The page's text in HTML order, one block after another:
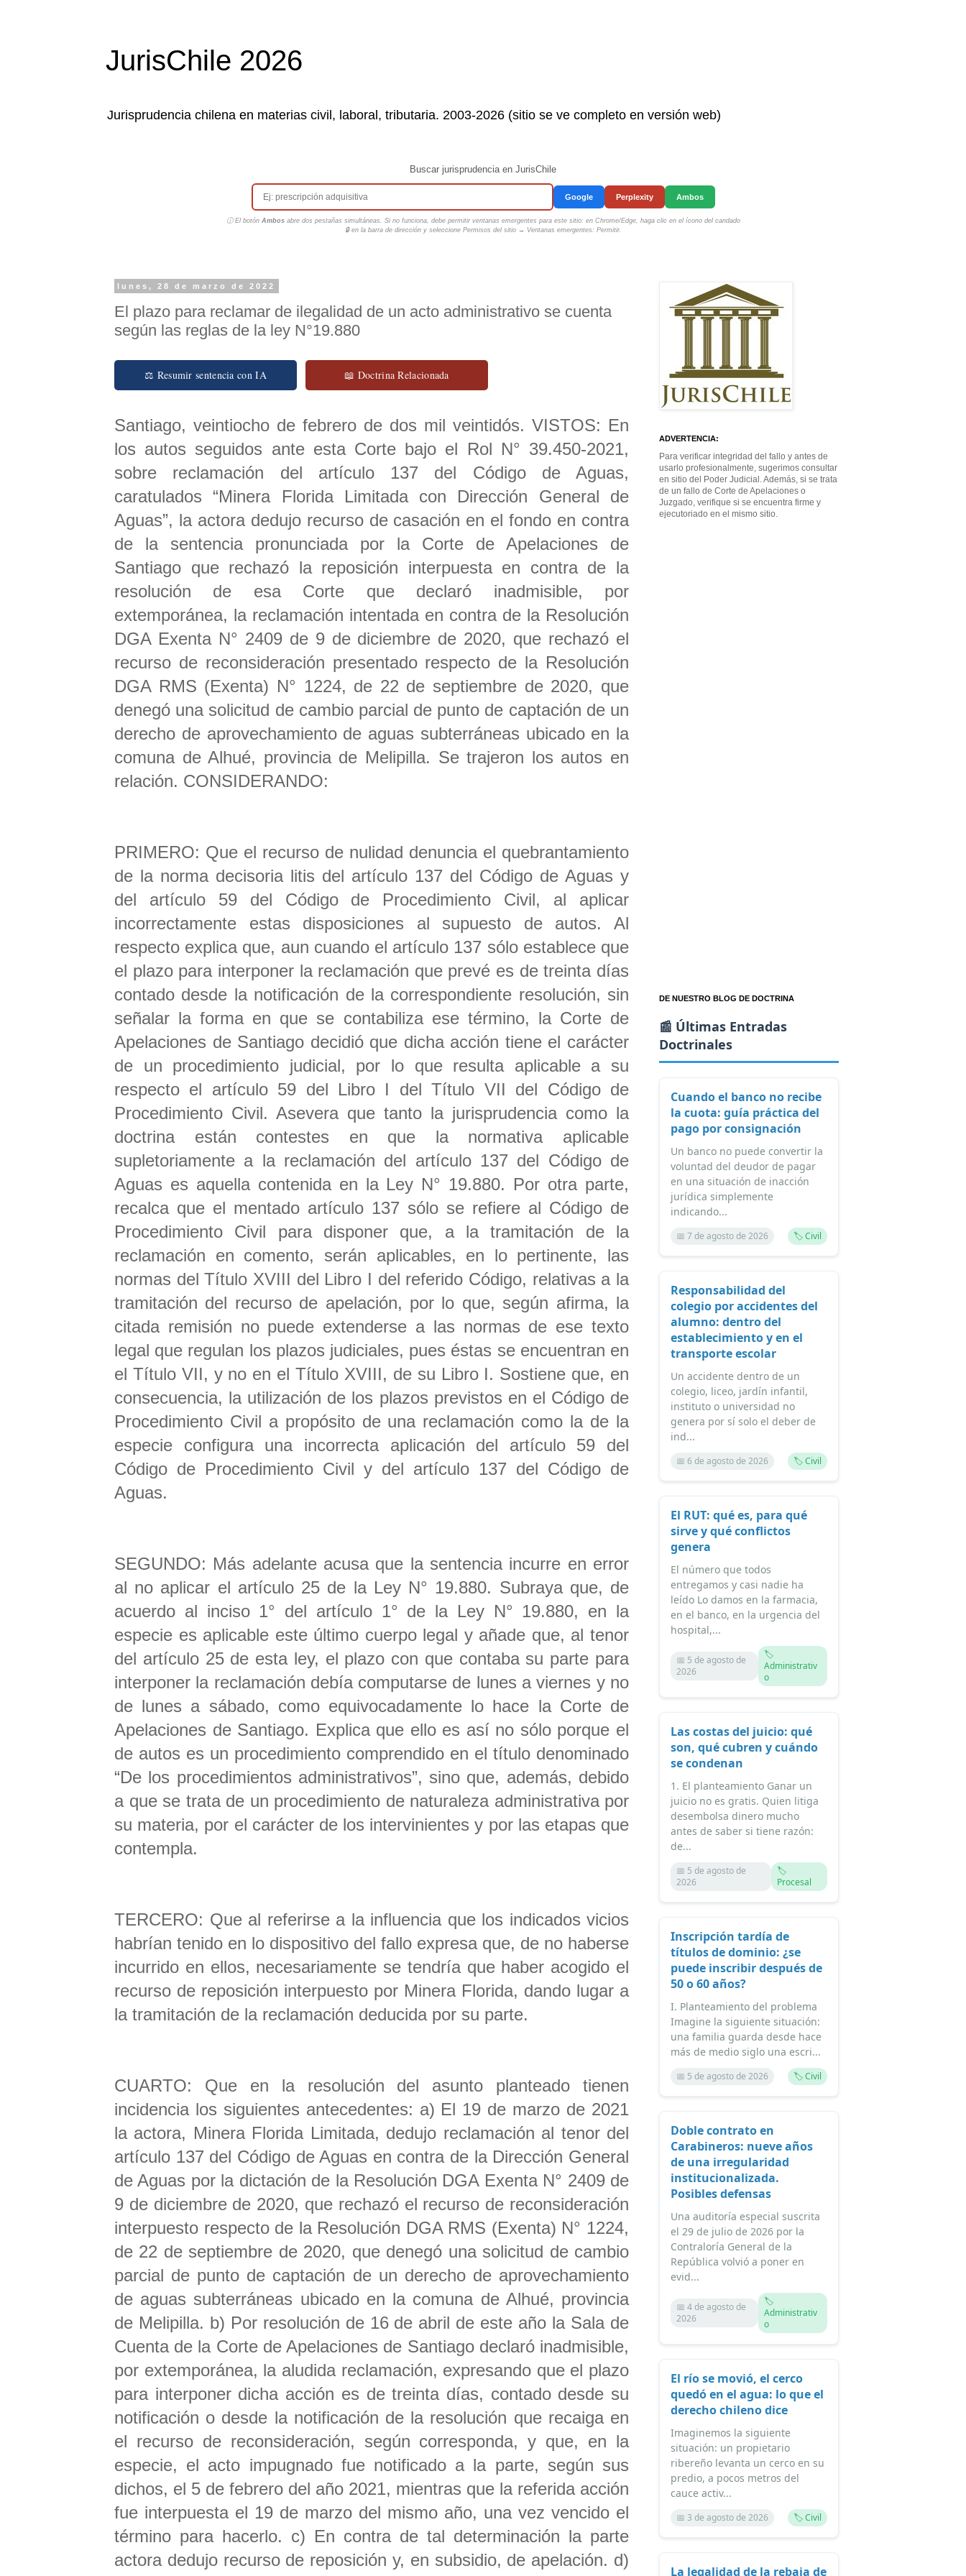
JurisChile 2026
Jurisprudencia chilena en materias civil, laboral, tributaria. 2003-2026 (sitio se ve completo en versión web)
Buscar jurisprudencia en JurisChile
Google Perplexity Ambos
ⓘ El botón Ambosabre dos pestañas simultáneas. Si no funciona, debe permitir ventanas emergentes para este sitio: en Chrome/Edge, haga clic en el ícono del candado
🔒 en la barra de dirección y seleccione Permisos del sitio → Ventanas emergentes: Permitir.
lunes, 28 de marzo de 2022
El plazo para reclamar de ilegalidad de un acto administrativo se cuenta
según las reglas de la ley N°19.880
⚖ Resumir sentencia con IA 📖 Doctrina Relacionada
Santiago, veintiocho de febrero de dos mil veintidós. VISTOS: En
los autos seguidos ante esta Corte bajo el Rol N° 39.450-2021,
sobre reclamación del artículo 137 del Código de Aguas,
caratulados “Minera Florida Limitada con Dirección General de
Aguas”, la actora dedujo recurso de casación en el fondo en contra
de la sentencia pronunciada por la Corte de Apelaciones de
Santiago que rechazó la reposición interpuesta en contra de la
resolución de esa Corte que declaró inadmisible, por
extemporánea, la reclamación intentada en contra de la Resolución
DGA Exenta N° 2409 de 9 de diciembre de 2020, que rechazó el
recurso de reconsideración presentado respecto de la Resolución
DGA RMS (Exenta) N° 1224, de 22 de septiembre de 2020, que
denegó una solicitud de cambio parcial de punto de captación de un
derecho de aprovechamiento de aguas subterráneas ubicado en la
comuna de Alhué, provincia de Melipilla. Se trajeron los autos en
relación. CONSIDERANDO:
PRIMERO: Que el recurso de nulidad denuncia el quebrantamiento
de la norma decisoria litis del artículo 137 del Código de Aguas y
del artículo 59 del Código de Procedimiento Civil, al aplicar
incorrectamente estas disposiciones al supuesto de autos. Al
respecto explica que, aun cuando el artículo 137 sólo establece que
el plazo para interponer la reclamación que prevé es de treinta días
contado desde la notificación de la correspondiente resolución, sin
señalar la forma en que se contabiliza ese término, la Corte de
Apelaciones de Santiago decidió que dicha acción tiene el carácter
de un procedimiento judicial, por lo que resulta aplicable a su
respecto el artículo 59 del Libro I del Título VII del Código de
Procedimiento Civil. Asevera que tanto la jurisprudencia como la
doctrina están contestes en que la normativa aplicable
supletoriamente a la reclamación del artículo 137 del Código de
Aguas es aquella contenida en la Ley N° 19.880. Por otra parte,
recalca que el mentado artículo 137 sólo se refiere al Código de
Procedimiento Civil para disponer que, a la tramitación de la
reclamación en comento, serán aplicables, en lo pertinente, las
normas del Título XVIII del Libro I del referido Código, relativas a la
tramitación del recurso de apelación, por lo que, según afirma, la
citada remisión no puede extenderse a las normas de ese texto
legal que regulan los plazos judiciales, pues éstas se encuentran en
el Título VII, y no en el Título XVIII, de su Libro I. Sostiene que, en
consecuencia, la utilización de los plazos previstos en el Código de
Procedimiento Civil a propósito de una reclamación como la de la
especie configura una incorrecta aplicación del artículo 59 del
Código de Procedimiento Civil y del artículo 137 del Código de
Aguas.
SEGUNDO: Más adelante acusa que la sentencia incurre en error
al no aplicar el artículo 25 de la Ley N° 19.880. Subraya que, de
acuerdo al inciso 1° del artículo 1° de la Ley N° 19.880, en la
especie es aplicable este último cuerpo legal y añade que, al tenor
del artículo 25 de esta ley, el plazo con que contaba su parte para
interponer la reclamación debía computarse de lunes a viernes y no
de lunes a sábado, como equivocadamente lo hace la Corte de
Apelaciones de Santiago. Explica que ello es así no sólo porque el
de autos es un procedimiento comprendido en el título denominado
“De los procedimientos administrativos”, sino que, además, debido
a que se trata de un procedimiento de naturaleza administrativa por
su materia, por el carácter de los intervinientes y por las etapas que
contempla.
TERCERO: Que al referirse a la influencia que los indicados vicios
habrían tenido en lo dispositivo del fallo expresa que, de no haberse
incurrido en ellos, necesariamente se tendría que haber acogido el
recurso de reposición interpuesto por Minera Florida, dando lugar a
la tramitación de la reclamación deducida por su parte.
CUARTO: Que en la resolución del asunto planteado tienen
incidencia los siguientes antecedentes: a) El 19 de marzo de 2021
la actora, Minera Florida Limitada, dedujo reclamación al tenor del
artículo 137 del Código de Aguas en contra de la Dirección General
de Aguas por la dictación de la Resolución DGA Exenta N° 2409 de
9 de diciembre de 2020, que rechazó el recurso de reconsideración
interpuesto respecto de la Resolución DGA RMS (Exenta) N° 1224,
de 22 de septiembre de 2020, que denegó una solicitud de cambio
parcial de punto de captación de un derecho de aprovechamiento
de aguas subterráneas ubicado en la comuna de Alhué, provincia
de Melipilla. b) Por resolución de 16 de abril de este año la Sala de
Cuenta de la Corte de Apelaciones de Santiago declaró inadmisible,
por extemporánea, la aludida reclamación, expresando que el plazo
para interponer dicha acción es de treinta días, contado desde su
notificación o desde la notificación de la resolución que recaiga en
el recurso de reconsideración, según corresponda, y que, en la
especie, el acto impugnado fue notificado a la parte, según sus
dichos, el 5 de febrero del año 2021, mientras que la referida acción
fue interpuesta el 19 de marzo del mismo año, una vez vencido el
término para hacerlo. c) En contra de tal determinación la parte
actora dedujo recurso de reposición y, en subsidio, de apelación. d)
ADVERTENCIA:
Para verificar integridad del fallo y antes de
usarlo profesionalmente, sugerimos consultar
en sitio del Poder Judicial. Además, si se trata
de un fallo de Corte de Apelaciones o
Juzgado, verifique si se encuentra firme y
ejecutoriado en el mismo sitio.
DE NUESTRO BLOG DE DOCTRINA
📰 Últimas Entradas
Doctrinales
Cuando el banco no recibe
la cuota: guía práctica del
pago por consignación
Un banco no puede convertir la
voluntad del deudor de pagar
en una situación de inacción
jurídica simplemente
indicando...
📅 7 de agosto de 2026 🏷️ Civil
Responsabilidad del
colegio por accidentes del
alumno: dentro del
establecimiento y en el
transporte escolar
Un accidente dentro de un
colegio, liceo, jardín infantil,
instituto o universidad no
genera por sí solo el deber de
ind...
📅 6 de agosto de 2026 🏷️ Civil
El RUT: qué es, para qué
sirve y qué conflictos
genera
El número que todos
entregamos y casi nadie ha
leído Lo damos en la farmacia,
en el banco, en la urgencia del
hospital,...
📅 5 de agosto de
2026
🏷️
Administrativ
o
Las costas del juicio: qué
son, qué cubren y cuándo
se condenan
1. El planteamiento Ganar un
juicio no es gratis. Quien litiga
desembolsa dinero mucho
antes de saber si tiene razón:
de...
📅 5 de agosto de
2026
🏷️
Procesal
Inscripción tardía de
títulos de dominio: ¿se
puede inscribir después de
50 o 60 años?
I. Planteamiento del problema
Imagine la siguiente situación:
una familia guarda desde hace
más de medio siglo una escri...
📅 5 de agosto de 2026 🏷️ Civil
Doble contrato en
Carabineros: nueve años
de una irregularidad
institucionalizada.
Posibles defensas
Una auditoría especial suscrita
el 29 de julio de 2026 por la
Contraloría General de la
República volvió a poner en
evid...
📅 4 de agosto de
2026
🏷️
Administrativ
o
El río se movió, el cerco
quedó en el agua: lo que el
derecho chileno dice
Imaginemos la siguiente
situación: un propietario
ribereño levanta un cerco en su
predio, a pocos metros del
cauce activ...
📅 3 de agosto de 2026 🏷️ Civil
La legalidad de la rebaja de